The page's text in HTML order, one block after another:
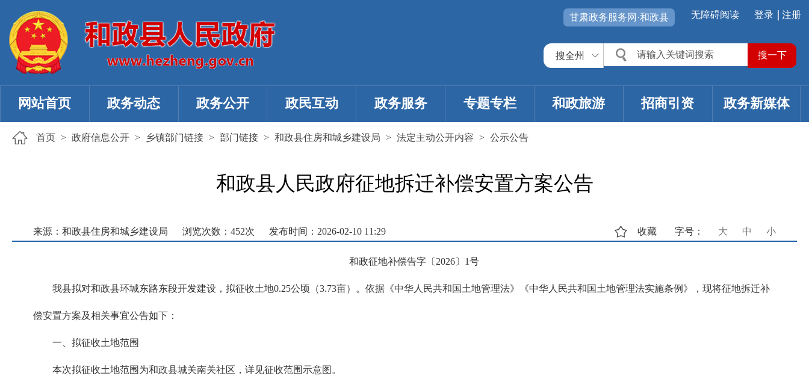
登录 注册
无障碍阅读
甘肃政务服务网·和政县
搜全州
网站首页 政务动态 政务公开 政民互动 政务服务 专题专栏 和政旅游 招商引资 政务新媒体
首页 > 政府信息公开 > 乡镇部门链接 > 部门链接 > 和政县住房和城乡建设局 > 法定主动公开内容 > 公示公告
和政县人民政府征地拆迁补偿安置方案公告
来源：和政县住房和城乡建设局 浏览次数： 452次 发布时间：2026-02-10 11:29 字号： 大 中 小
收藏
和政征地补偿告字〔2026〕1号
我县拟对和政县环城东路东段开发建设，拟征收土地0.25公顷（3.73亩）。依据《中华人民共和国土地管理法》《中华人民共和国土地管理法实施条例》，现将征地拆迁补
偿安置方案及相关事宜公告如下：
一、拟征收土地范围
本次拟征收土地范围为和政县城关南关社区，详见征收范围示意图。